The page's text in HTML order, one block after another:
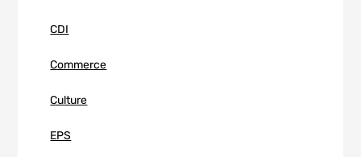
CDI
Commerce
Culture
EPS